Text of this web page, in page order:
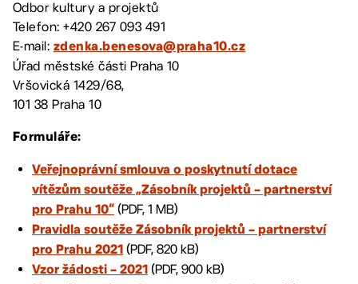
Odbor kultury a projektů
Telefon: +420 267 093 491
E-mail: zdenka.benesova@praha10.cz
Úřad městské části Praha 10
Vršovická 1429/68,
101 38 Praha 10
Formuláře:
Veřejnoprávní smlouva o poskytnutí dotace
vítězům soutěže „Zásobník projektů – partnerství
pro Prahu 10“ (PDF, 1 MB)
Pravidla soutěže Zásobník projektů – partnerství
pro Prahu 2021 (PDF, 820 kB)
Vzor žádosti – 2021 (PDF, 900 kB)